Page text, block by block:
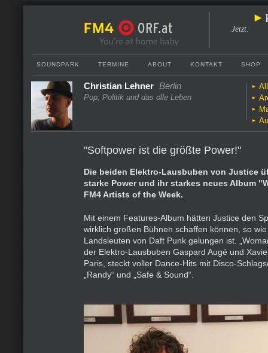
Jetzt:
SOUNDPARK TERMINE ABOUT KONTAKT SHOP
Christian Lehner Berlin
Pop, Politik und das olle Leben
"Softpower ist die größte Power!"
Die beiden Elektro-Lausbuben von Justice
starke Power und ihr starkes neues Album
FM4 Artists of the Week.
Mit einem Features-Album hätten Justice den
wirklich großen Bühnen schaffen können, so
Landsleuten von Daft Punk gelungen ist.
der Elektro-Lausbuben Gaspard Augé und
Paris, steckt voller Dance-Hits mit Disco-
„Randy“ und „Safe & Sound“.